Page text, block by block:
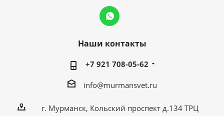
Наши контакты
+7 921 708-05-62
info@murmansvet.ru
г. Мурманск, Кольский проспект д.134 ТРЦ